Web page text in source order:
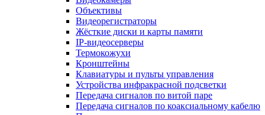
Объективы
Видеорегистраторы
Жёсткие диски и карты памяти
IP-видеосерверы
Термокожухи
Кронштейны
Клавиатуры и пульты управления
Устройства инфракрасной подсветки
Передача сигналов по витой паре
Передача сигналов по коаксиальному кабелю